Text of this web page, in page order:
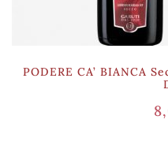
PODERE CA’ BIANCA